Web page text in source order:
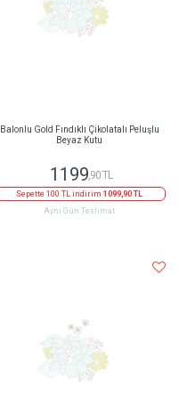
Balonlu Gold Fındıklı Çikolatalı Peluşlu
Beyaz Kutu
1199,90 TL
Sepette 100 TL indirim 1099,90 TL
Aynı Gün Teslimat